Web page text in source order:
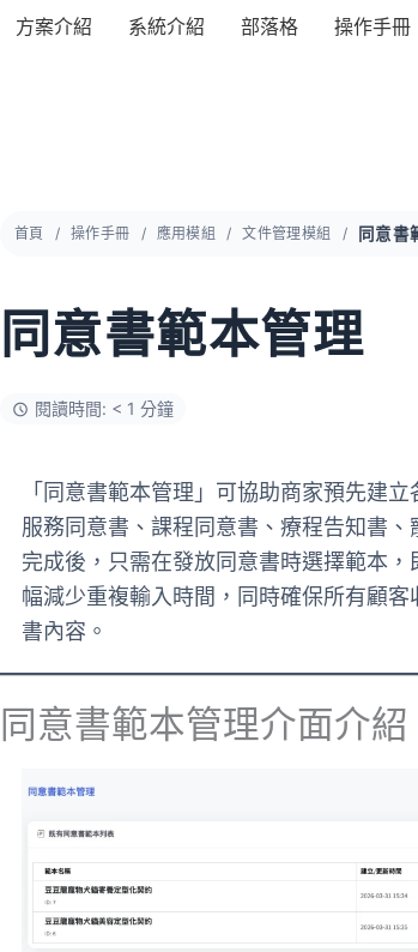
方案介紹 系統介紹 部落格 操作手冊
首頁 操作手冊 應用模組 文件管理模組
同意書範本管理
閱讀時間: < 1 分鐘
「同意書範本管理」可協助商家預先建
服務同意書、課程同意書、療程告知書
完成後，只需在發放同意書時選擇範本
幅減少重複輸入時間，同時確保所有顧
書內容。
同意書範本管理介面介紹